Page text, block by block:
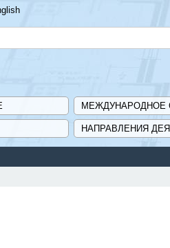
МЕЖДУНАРОДНОЕ
НАПРАВЛЕНИЯ